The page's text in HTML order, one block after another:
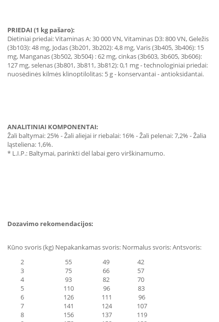
PRIEDAI (1 kg pašaro):
Dietiniai priedai: Vitaminas A: 30 000 VN, Vitaminas D3: 800 VN, Geležis
(3b103): 48 mg, Jodas (3b201, 3b202): 4,8 mg, Varis (3b405, 3b406): 15
mg, Manganas (3b502, 3b504) : 62 mg, cinkas (3b603, 3b605, 3b606):
127 mg, selenas (3b801, 3b811, 3b812): 0,1 mg - technologiniai priedai:
nuosėdinės kilmės klinoptilolitas: 5 g - konservantai - antioksidantai.
ANALITINIAI KOMPONENTAI:
Žali baltymai: 25% - Žali aliejai ir riebalai: 16% - Žali pelenai: 7,2% - Žalia
ląsteliena: 1,6%.
* L.I.P.: Baltymai, parinkti dėl labai gero virškinamumo.
Dozavimo rekomendacijos:
Kūno svoris (kg) Nepakankamas svoris: Normalus svoris: Antsvoris:
2 55 49 42
3 75 66 57
4 93 82 70
5 110 96 83
6 126 111 96
7 141 124 107
8 156 137 119